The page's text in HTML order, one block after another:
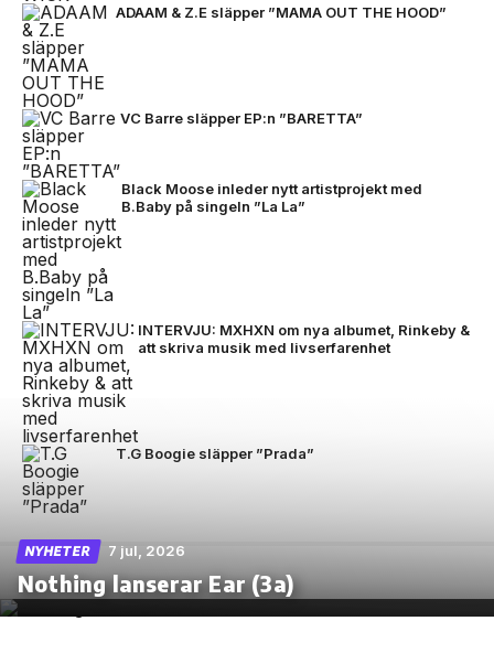
ADAAM & Z.E släpper ”MAMA OUT THE HOOD”
VC Barre släpper EP:n ”BARETTA”
Black Moose inleder nytt artistprojekt med
B.Baby på singeln ”La La”
INTERVJU: MXHXN om nya albumet, Rinkeby &
att skriva musik med livserfarenhet
T.G Boogie släpper ”Prada”
NYHETER 7 jul, 2026
Nothing lanserar Ear (3a)